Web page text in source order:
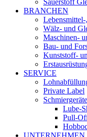
Sauerstoff
BRANCHEN
Wälz- und
Maschinen-
Bau- und
Kunststoff-
SERVICE
Private Label
Lube-
Pull-
UNTERNEHMEN